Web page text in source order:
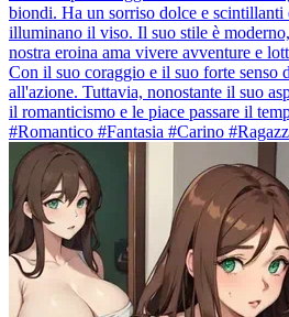
biondi. Ha un sorriso dolce e scintillanti
illuminano il viso. Il suo stile è
nostra eroina ama vivere avventure e
Con il suo coraggio e il suo forte senso
all'azione. Tuttavia, nonostante il suo
il romanticismo e le piace passare il
#Romantico #Fantasia #Carino